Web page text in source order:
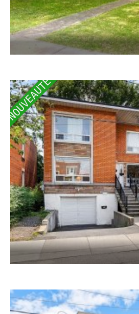
Chambres: 1
Chambres: 2
NOUVEAUTÉ